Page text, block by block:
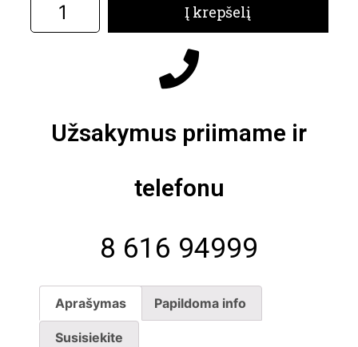
Į krepšelį
Užsakymus priimame ir
telefonu
8 616 94999
Aprašymas Papildoma info
Susisiekite